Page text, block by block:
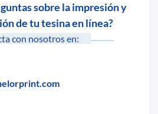
sobre la impresión y
de tu tesina en línea?
con nosotros en: